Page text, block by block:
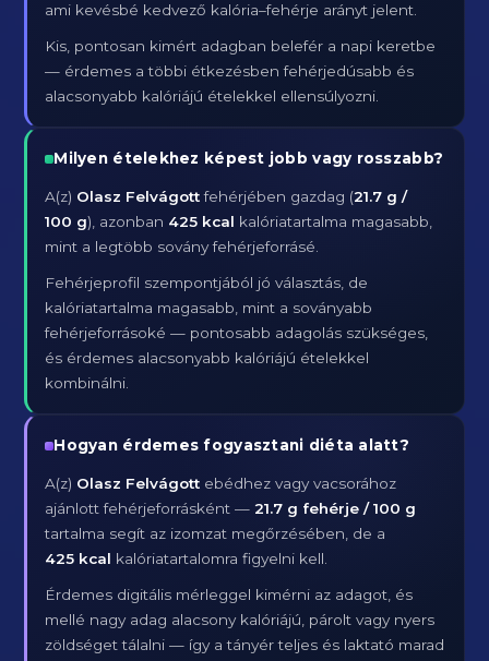
ami kevésbé kedvező kalória–fehérje arányt jelent.
Kis, pontosan kimért adagban belefér a napi keretbe
— érdemes a többi étkezésben fehérjedúsabb és
alacsonyabb kalóriájú ételekkel ellensúlyozni.
Milyen ételekhez képest jobb vagy rosszabb?
A(z) Olasz Felvágottfehérjében gazdag (21.7 g /
100 g), azonban 425 kcal kalóriatartalma magasabb,
mint a legtöbb sovány fehérjeforrásé.
Fehérjeprofil szempontjából jó választás, de
kalóriatartalma magasabb, mint a soványabb
fehérjeforrásoké — pontosabb adagolás szükséges,
és érdemes alacsonyabb kalóriájú ételekkel
kombinálni.
Hogyan érdemes fogyasztani diéta alatt?
A(z) Olasz Felvágott ebédhez vagy vacsorához
ajánlott fehérjeforrásként —21.7 g fehérje / 100 g
tartalma segít az izomzat megőrzésében, de a
425 kcal kalóriatartalomra figyelni kell.
Érdemes digitális mérleggel kimérni az adagot, és
mellé nagy adag alacsony kalóriájú, párolt vagy nyers
zöldséget tálalni — így a tányér teljes és laktató marad